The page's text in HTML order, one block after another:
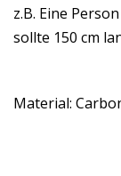
z.B. Eine
sollte 150 cm
Material: